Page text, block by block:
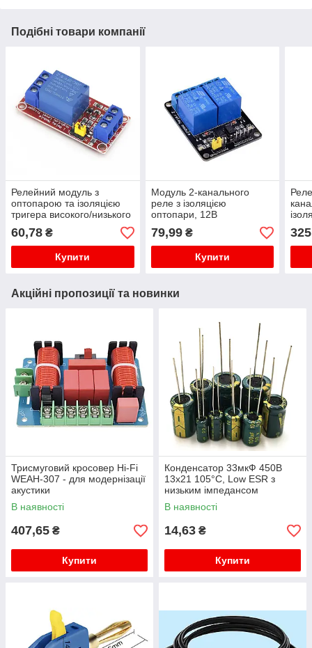
Подібні товари компанії
Релейний модуль з
оптопарою та ізоляцією
тригера високого/низького
рівня, плата розширення,
реле 24 В
60,78 ₴
Купити
Модуль 2-канального
реле з ізоляцією
оптопари, 12В
79,99₴
Купити
В
Акційні пропозиції та новинки
Трисмуговий кросовер Hi-Fi
WEAH-307 - для модернізації
акустики
В наявності
407,65 ₴
Купити
Конденсатор 33мкФ 450В
13x21 105°C, Low ESR з
низьким імпедансом
В наявності
14,63 ₴
Купити